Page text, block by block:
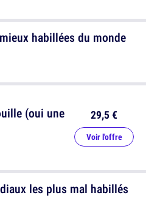
(oui une
29,5 €
Voir l'offre
habillées du monde
les plus mal habillés